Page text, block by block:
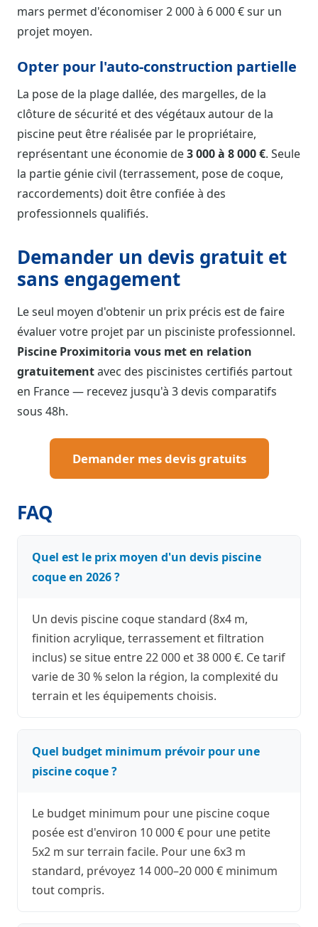
mars permet d'économiser 2 000 à 6 000 € sur un
projet moyen.
Opter pour l'auto-construction partielle
La pose de la plage dallée, des margelles, de la
clôture de sécurité et des végétaux autour de la
piscine peut être réalisée par le propriétaire,
représentant une économie de3 000 à 8 000 €. Seule
la partie génie civil (terrassement, pose de coque,
raccordements) doit être confiée à des
professionnels qualifiés.
Demander un devis gratuit et
sans engagement
Le seul moyen d'obtenir un prix précis est de faire
évaluer votre projet par un pisciniste professionnel.
Piscine Proximitoria vous met en relation
gratuitementavec des piscinistes certifiés partout
en France — recevez jusqu'à 3 devis comparatifs
sous 48h.
Demander mes devis gratuits
FAQ
Quel est le prix moyen d'un devis piscine
coque en 2026 ?
Un devis piscine coque standard (8x4 m,
finition acrylique, terrassement et filtration
inclus) se situe entre 22 000 et 38 000 €. Ce tarif
varie de 30 % selon la région, la complexité du
terrain et les équipements choisis.
Quel budget minimum prévoir pour une
piscine coque ?
Le budget minimum pour une piscine coque
posée est d'environ 10 000 € pour une petite
5x2 m sur terrain facile. Pour une 6x3 m
standard, prévoyez 14 000–20 000 € minimum
tout compris.